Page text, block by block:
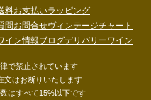
料お支払いラッピング
問お問合せヴィンテージチャート
イン情報ブログデリバリーワイン
で禁止されています
文はお断りいたします
はすべて15%以下です